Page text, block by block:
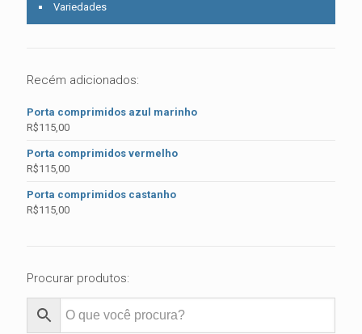
Variedades
Recém adicionados:
Porta comprimidos azul marinho
R$115,00
Porta comprimidos vermelho
R$115,00
Porta comprimidos castanho
R$115,00
Procurar produtos: